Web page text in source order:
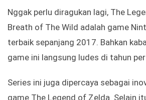
Nggak perlu diragukan lagi, The
Breath of The Wild adalah game
terbaik sepanjang 2017. Bahkan
game ini langsung ludes di tahun
Series ini juga dipercaya sebagai
game The Legend of Zelda. Selain